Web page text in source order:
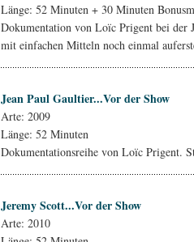
Länge: 52 Minuten + 30 Minuten
Dokumentation von Loïc Prigent bei der
mit einfachen Mitteln noch einmal
Jean Paul Gaultier...Vor der Show
Arte: 2009
Länge: 52 Minuten
Dokumentationsreihe von Loïc Prigent.
Jeremy Scott...Vor der Show
Arte: 2010